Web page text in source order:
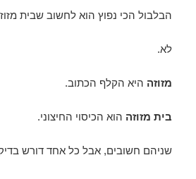
הבלבול הכי נפוץ הוא לחשוב שבית
לא.
מזוזה היא הקלף הכתוב.
בית מזוזה הוא הכיסוי החיצוני.
שניהם חשובים, אבל כל אחד דורש